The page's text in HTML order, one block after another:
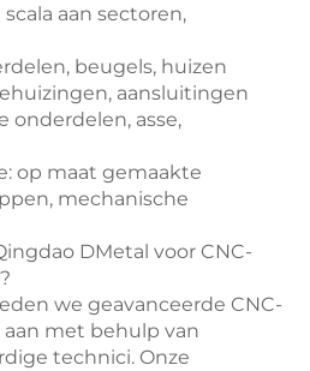
aan sectoren,
beugels, huizen
aansluitingen
onderdelen, asse,
op maat gemaakte
mechanische
DMetal voor CNC-
we geavanceerde CNC-
met behulp van
technici. Onze